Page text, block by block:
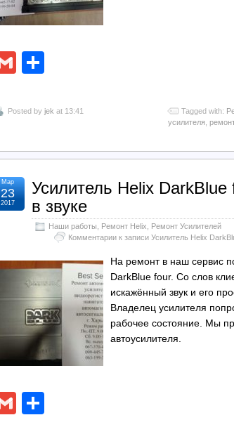
Gmail
Posted by jek at 13:41 Tagged with:
усилителя
Усилитель Helix
в звуке
Наши работы Ремонт Helix
Ремонт Усилителей
Комментарии к записи Усилитель Helix
Мар
23
2017
На ремонт в наш сервис
DarkBlue four. Со слов
искажённый звук и его
Владелец усилителя
рабочее состояние. Мы
автоусилителя.
Gmail